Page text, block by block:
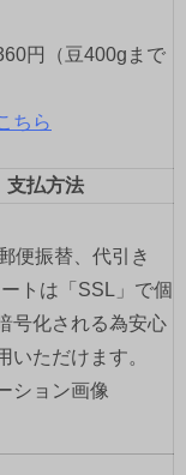
円（豆400gまで
ちら
支払方法
便振替、代引き
トは「SSL」で個
号化される為安心
いただけます。